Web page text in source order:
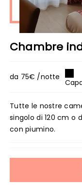
Chambre
da 75€ /notte
Tutte le nostre
singolo di 120 cm o
con piumino.